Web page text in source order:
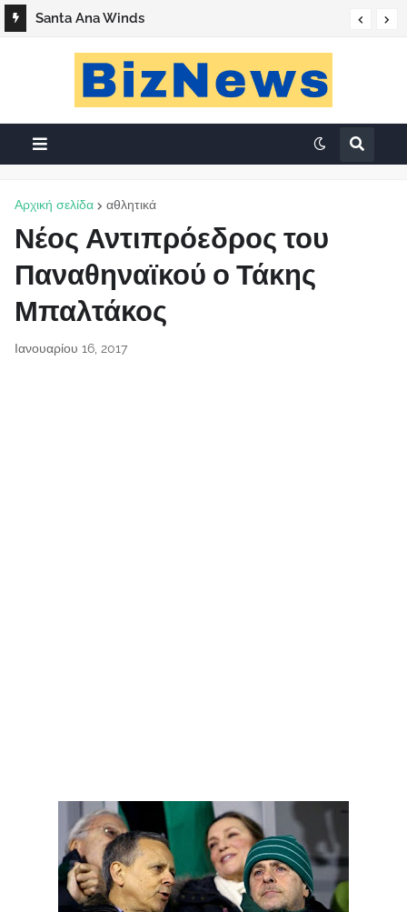
Santa Ana Winds
Αρχική σελίδα αθλητικά
Νέος Αντιπρόεδρος του
Παναθηναϊκού ο Τάκης
Μπαλτάκος
Ιανουαρίου 16, 2017